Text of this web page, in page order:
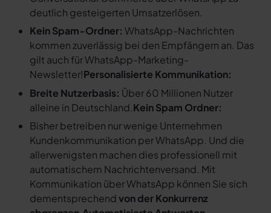
deutlich gesteigerten Umsatzerlösen.
Kein Spam-Ordner: WhatsApp-Nachrichten
kommen zuverlässig bei den Empfängern an. Das
gilt auch für WhatsApp-Marketing-
Newsletter!Personalisierte Kommunikation:
Breite Nutzerbasis: Über 60 Millionen Nutzer
alleine in Deutschland.Kein Spam Ordner:
Bisher betreiben nur wenige Unternehmen
Kundenkommunikation per WhatsApp. Und die
allerwenigsten machen dies professionell mit
automatischem Nachrichtenversand. Mit
Kommunikation über WhatsApp können Sie sich
dementsprechendvon der Konkurrenz